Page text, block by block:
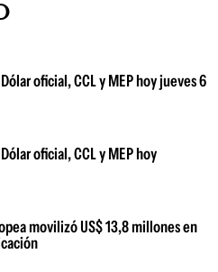
oficial, CCL y MEP hoy jueves 6
oficial, CCL y MEP hoy
movilizó US$ 13,8 millones en